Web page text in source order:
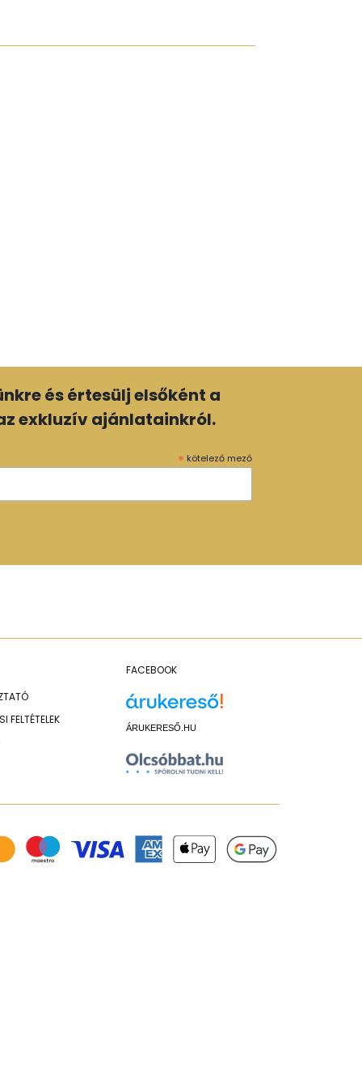
és értesülj elsőként a
exkluzív ajánlatainkról.
* kötelező mező
FELTÉTELEK
FACEBOOK
ÁRUKERESŐ.HU